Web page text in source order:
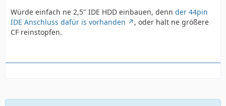
Würde einfach ne 2,5" IDE HDD einbauen, denn der 44pin
IDE Anschluss dafür is vorhanden
, oder halt ne größere
CF reinstopfen.